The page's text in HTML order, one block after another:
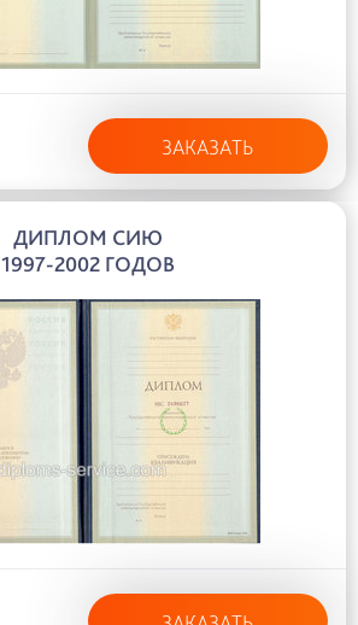
ЗАКАЗАТЬ
ДИПЛОМ СИЮ
1997-2002 ГОДОВ